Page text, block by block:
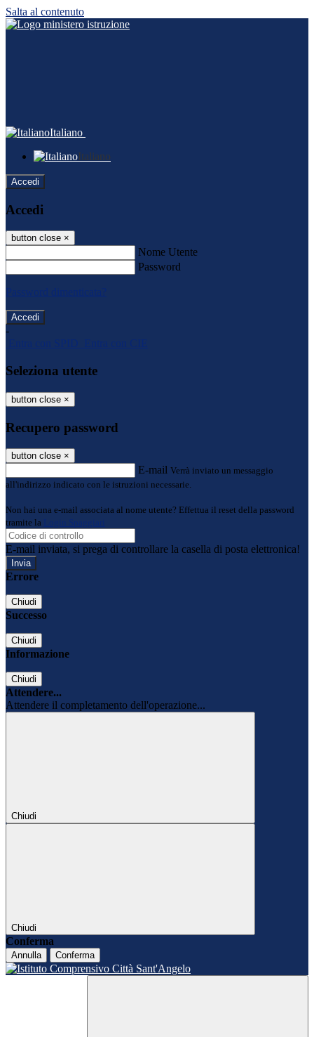
Salta al contenuto
Italiano
Italiano
Accedi
Accedi
button close ×
Nome Utente
Password
Password dimenticata?
-
Entra con SPID
Entra con CIE
Seleziona utente
button close ×
Recupero password
button close ×
E-mail Verrà inviato un messaggio
all'indirizzo indicato con le istruzioni necessarie.
Non hai una e-mail associata al nome utente? Effettua il reset della password
tramite la
Login Spaggiari
E-mail inviata, si prega di controllare la casella di posta elettronica!
Errore
Chiudi
Successo
Chiudi
Informazione
Chiudi
Attendere...
Attendere il completamento dell'operazione...
Chiudi
Chiudi
Conferma
Annulla Conferma